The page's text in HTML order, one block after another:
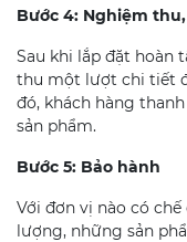
Bước 4: Nghiệm
Sau khi lắp đặt hoàn
thu một lượt chi tiết
đó, khách hàng
sản phẩm.
Bước 5: Bảo hành
Với đơn vị nào có
lượng, những sản